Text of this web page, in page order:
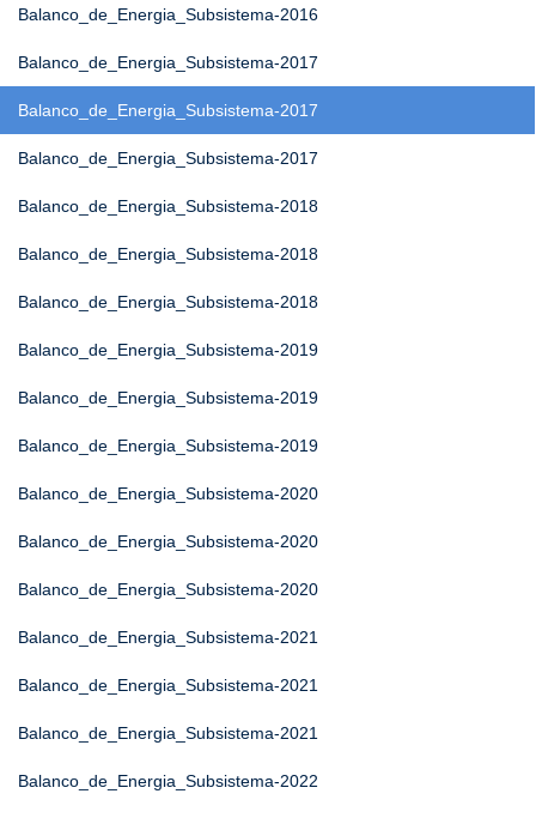
Balanco_de_Energia_Subsistema-2016
Balanco_de_Energia_Subsistema-2017
Balanco_de_Energia_Subsistema-2017
Balanco_de_Energia_Subsistema-2017
Balanco_de_Energia_Subsistema-2018
Balanco_de_Energia_Subsistema-2018
Balanco_de_Energia_Subsistema-2018
Balanco_de_Energia_Subsistema-2019
Balanco_de_Energia_Subsistema-2019
Balanco_de_Energia_Subsistema-2019
Balanco_de_Energia_Subsistema-2020
Balanco_de_Energia_Subsistema-2020
Balanco_de_Energia_Subsistema-2020
Balanco_de_Energia_Subsistema-2021
Balanco_de_Energia_Subsistema-2021
Balanco_de_Energia_Subsistema-2021
Balanco_de_Energia_Subsistema-2022